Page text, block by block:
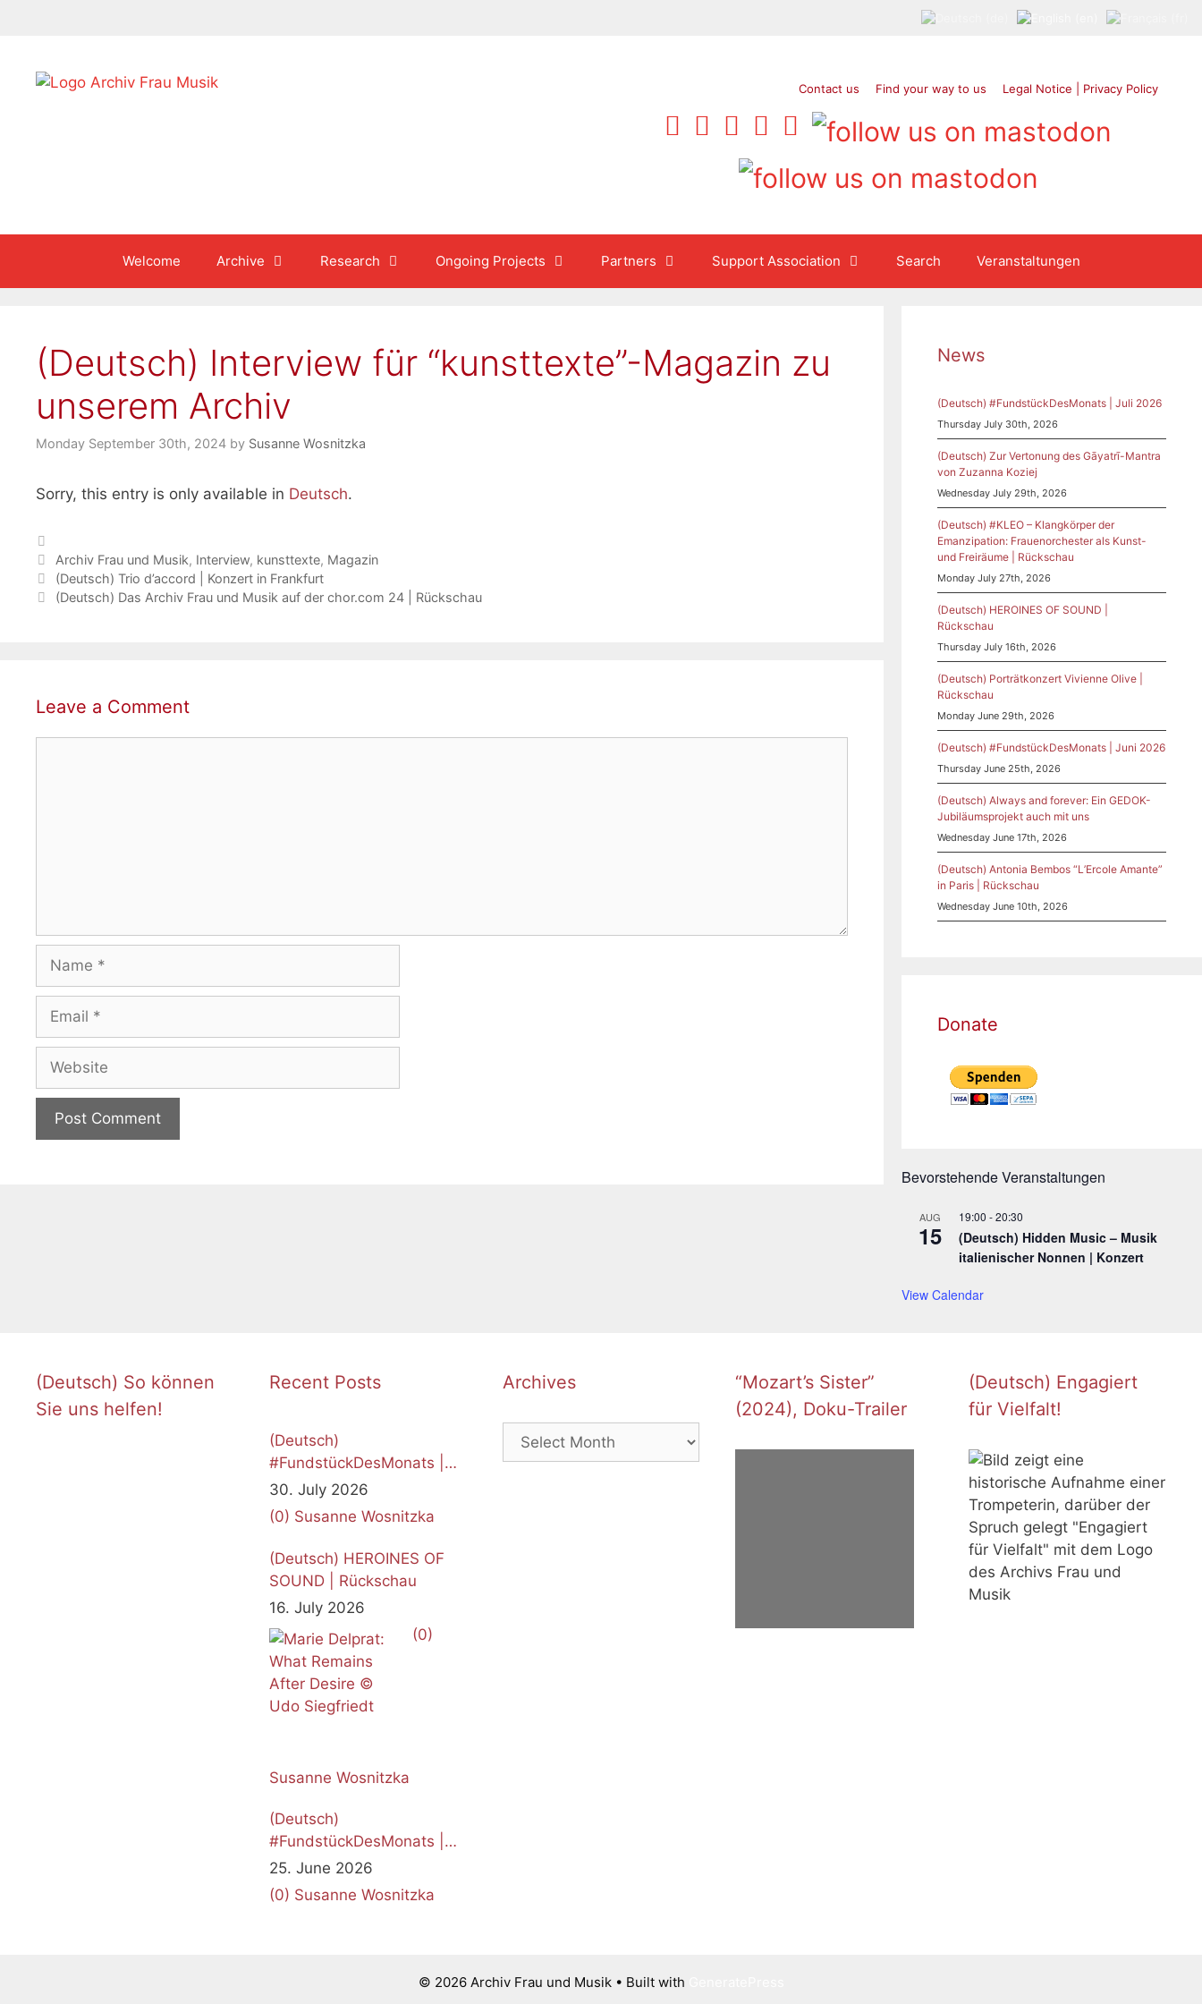
Contact us Find your way to us Legal Notice | Privacy Policy
Welcome Archive Research Ongoing Projects Partners Support Association Search Veranstaltungen
(Deutsch) Interview für “kunsttexte”-Magazin zu
unserem Archiv
Monday September 30th, 2024 by Susanne Wosnitzka
Sorry, this entry is only available in Deutsch.
Tags
Archiv Frau und Musik, Interview, kunsttexte, Magazin
(Deutsch) Trio d’accord | Konzert in Frankfurt
(Deutsch) Das Archiv Frau und Musik auf der chor.com 24 | Rückschau
Leave a Comment
Name
Email
Website
News
(Deutsch) #FundstückDesMonats | Juli 2026
Thursday July 30th, 2026
(Deutsch) Zur Vertonung des Gāyatrī-Mantra
von Zuzanna Koziej
Wednesday July 29th, 2026
(Deutsch) #KLEO – Klangkörper der
Emanzipation: Frauenorchester als Kunst-
und Freiräume | Rückschau
Monday July 27th, 2026
(Deutsch) HEROINES OF SOUND |
Rückschau
Thursday July 16th, 2026
(Deutsch) Porträtkonzert Vivienne Olive |
Rückschau
Monday June 29th, 2026
(Deutsch) #FundstückDesMonats | Juni 2026
Thursday June 25th, 2026
(Deutsch) Always and forever: Ein GEDOK-
Jubiläumsprojekt auch mit uns
Wednesday June 17th, 2026
(Deutsch) Antonia Bembos “L’Ercole Amante”
in Paris | Rückschau
Wednesday June 10th, 2026
Donate
Bevorstehende Veranstaltungen
AUG
15
19:00 -20:30
(Deutsch) Hidden Music – Musik
italienischer Nonnen | Konzert
View Calendar
(Deutsch) So können
Sie uns helfen!
Recent Posts
(Deutsch)
#FundstückDesMonats |
Juli 2026
30. July 2026
(0) Susanne Wosnitzka
(Deutsch) HEROINES OF
SOUND | Rückschau
16. July 2026
(0)
Susanne Wosnitzka
(Deutsch)
#FundstückDesMonats |
Juni 2026
25. June 2026
(0) Susanne Wosnitzka
Archives
Archives
“Mozart’s Sister”
(2024), Doku-Trailer
(Deutsch) Engagiert
für Vielfalt!
© 2026 Archiv Frau und Musik• Built with